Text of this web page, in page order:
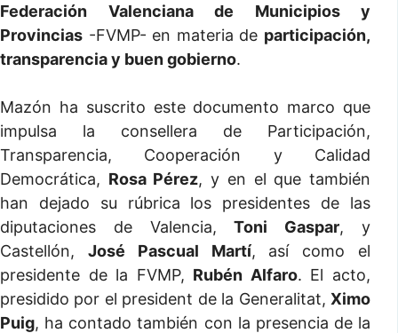
Federación Valenciana de Municipios y
Provincias -FVMP- en materia de participación,
transparencia y buen gobierno.
Mazón ha suscrito este documento marco que
impulsa la consellera de Participación,
Transparencia, Cooperación y Calidad
Democrática, Rosa Pérez, y en el que también
han dejado su rúbrica los presidentes de las
diputaciones de Valencia,Toni Gaspar, y
Castellón, José Pascual Martí, así como el
presidente de la FVMP, Rubén Alfaro. El acto,
presidido por el president de la Generalitat, Ximo
Puig, ha contado también con la presencia de la